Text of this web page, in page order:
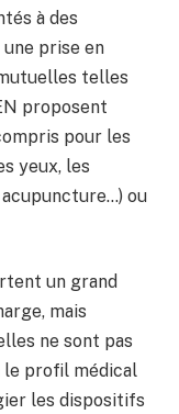
à des
prise en
telles
proposent
pour les
yeux, les
ou
un grand
mais
ne sont pas
le profil médical
les dispositifs